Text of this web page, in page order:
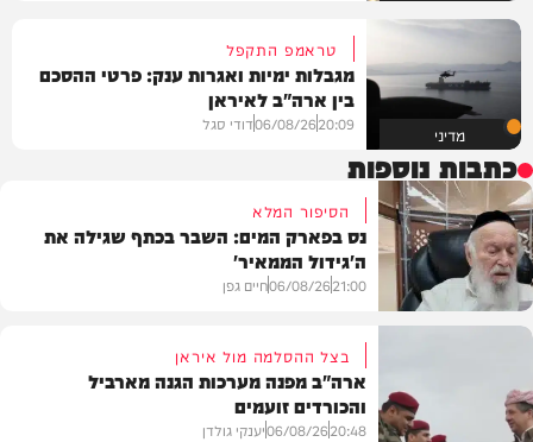
מדיני
טראמפ התקפל
מגבלות ימיות ואגרות ענק: פרטי ההסכם
בין ארה"ב לאיראן
20:09
06/08/26דודי סגל
כתבות נוספות
הסיפור המלא
נס בפארק המים: השבר בכתף שגילה את
ה'גידול הממאיר'
21:00
06/08/26חיים גפן
בצל ההסלמה מול איראן
ארה"ב מפנה מערכות הגנה מארביל
והכורדים זועמים
20:48
06/08/26יענקי גולדן